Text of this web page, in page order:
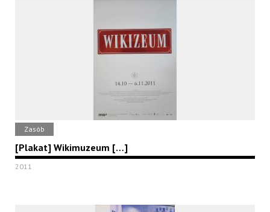
Zasób
[Plakat] Wikimuzeum […]
2011